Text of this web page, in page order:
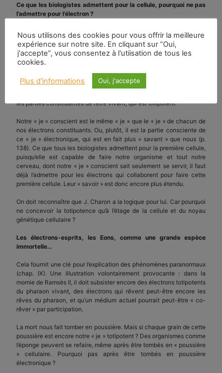
Ce que les biologistes admettent pour la cellule, pourquoi ne pas
l’admettre pour l’électron ?
La théorie a des prolongements philosophiques, cosmologiques et
religieux surprenants. Pour les biologistes, la première cellule
embryonnaire est « totipotente ». Éventuellement, à sa première
division, qui normalement fournit une moitié droite et une moitié
gauche de l’organisme futur, elle peut aussi fournir deux jumeaux
animaux, chaque cellule peut refaire le tout, dans une régénération-
les parties constituantes de l’être vivant, qui est totipotent.
Notre « je » conscient est le même « je » que le « je » de chacun de
nos électrons constituants. Ou, plutôt, il est la partie consciente de
ce « je » électronique, qui est en fait plus « savant » que nous (p.
138). Ce que tous les biologistes admettent pour la première cellule,
puisqu’elle est capable de faire notre organisme et tout notre
cerveau, dont notre « je » conscient sait seulement se servir, il faut
déjà l’admettre pour les électrons qui collaborent pour faire cette
première cellule. Leur « savoir » est donc encore plus étendu.
On doit reconnaître que J. Charon a la logique pour lui. Car pourquoi
ne concevoir la totipotence qu’à l’étage de la cellule et du noyau
génétique cellulaire ?
Les électrons-esprits, les Eons, comme une grande espèce
immortelle…
Cela fournit une clé pour l’explication des phénomènes paranormaux
(chap. IX). Une illustration volontairement provocante : dans la
momie de Ramsès II, il doit subsister encore des électrons totipotents
du pharaon vivant, des électrons qui rêvent peut-être encore les
rêves du pharaon, et qu’un médium actuel pourrait peut-être « co-
rêver » par participation.
La mort nous fait tomber en poussière. Mais si chaque grain de cette
poussière est encore notre « je » totipotent ? Des organismes comme
l’éponge peuvent se refaire, même après être tombés en « poussière
» cellulaire. Pourquoi pas après être tombés en poussière
électronique ?
Nous utilisons des cookies pour vous offrir la meilleure
expérience sur notre site. En cliquant sur “Oui,
j'accepte”, vous consentez à l'utiisation de tous les
cookies.
Plus d'informations Oui, j'accepte